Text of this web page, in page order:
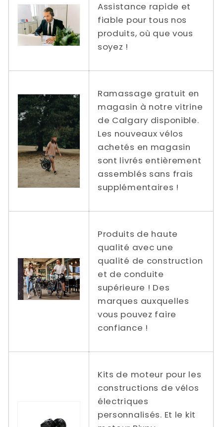
Assistance rapide et
fiable pour tous nos
produits, où que vous
soyez !
Ramassage gratuit en
magasin à notre vitrine
de Calgary disponible.
Les nouveaux vélos
achetés en magasin
sont livrés entièrement
assemblés sans frais
supplémentaires !
Produits de haute
qualité avec une
qualité de construction
et de conduite
supérieure ! Des
marques auxquelles
vous pouvez faire
confiance !
Kits de moteur pour les
constructions de vélos
électriques
personnalisés. Et le kit